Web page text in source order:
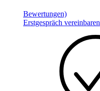
Bewertungen)
Erstgespräch vereinbaren